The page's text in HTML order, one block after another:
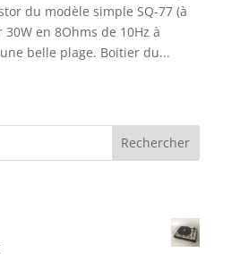
du modèle simple SQ-77 (à
en 8Ohms de 10Hz à
belle plage. Boitier du...